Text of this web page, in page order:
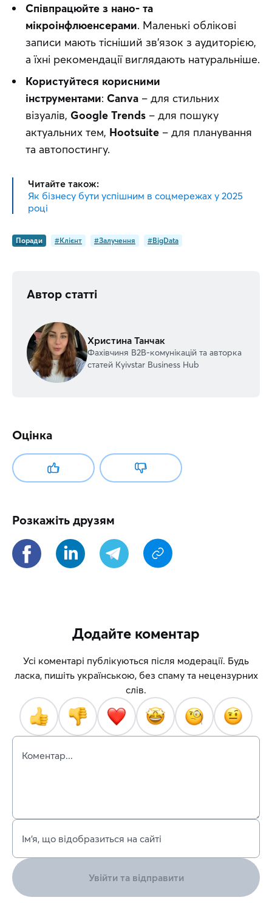
Співпрацюйте з нано- та
мікроінфлюенсерами. Маленькі облікові
записи мають тісніший зв’язок з аудиторією,
а їхні рекомендації виглядають натуральніше.
Користуйтеся корисними
інструментами: Canva – для стильних
візуалів, Google Trends – для пошуку
актуальних тем, Hootsuite – для планування
та автопостингу.
Читайте також:
Як бізнесу бути успішним в соцмережах у 2025
році
Поради #Клієнт #Залучення #BigData
Автор статті
Христина Танчак
Фахівчиня В2В-комунікацій та авторка
статей Kyivstar Business Hub
Оцінка
Розкажіть друзям
Додайте коментар
Усі коментарі публікуються після модерації. Будь
ласка, пишіть українською, без спаму та нецензурних
слів.
Коментар...
Ім’я, що відобразиться на сайті
Увійти та відправити